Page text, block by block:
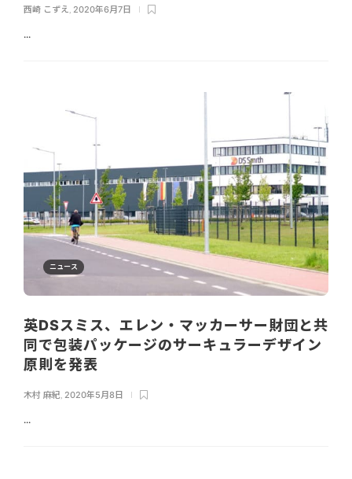
西崎 こずえ 2020年6月7日
...
ニュース
英DSスミス、エレン・マッカーサー財団と共
同で包装パッケージのサーキュラーデザイン
原則を発表
木村 麻紀 2020年5月8日
...